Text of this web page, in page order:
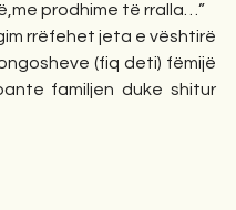
prodhime të rralla…”
rrëfehet jeta e vështirë
(fiq deti) fëmijë
familjen duke shitur